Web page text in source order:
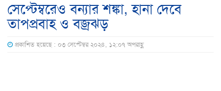
সেপ্টেম্বরেও বন্যার শঙ্কা, হানা দেবে
তাপপ্রবাহ ও বজ্রঝড়
প্রকাশিত হয়েছে : ০৩ সেপ্টেম্বর ২০২৪, ১২:০৭ অপরাহ্ণ